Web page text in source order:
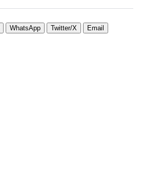
WhatsApp Twitter/X Email